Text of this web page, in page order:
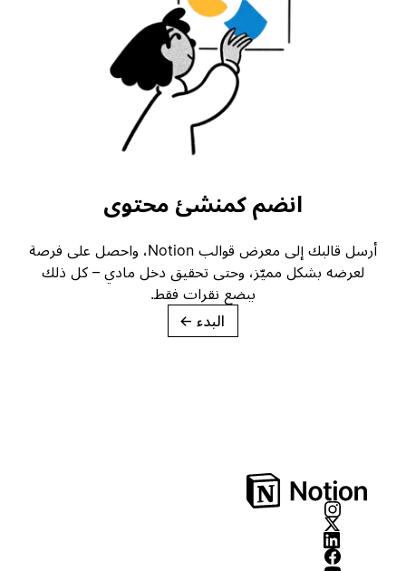
انضم كمنشئ محتوى
أرسل قالبك إلى معرض قوالب Notion، واحصل على فرصة
لعرضه بشكل مميّز، وحتى تحقيق دخل مادي – كل ذلك
ببضع نقرات فقط.
→